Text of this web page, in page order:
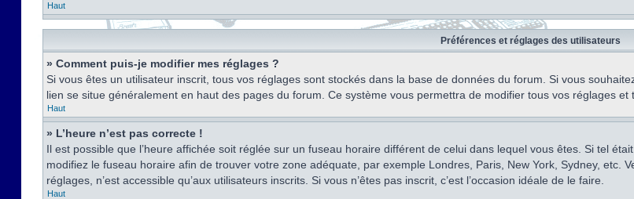
Haut
Préférences et réglages des utilisateurs
» Comment puis-je modifier mes réglages ?
Si vous êtes un utilisateur inscrit, tous vos réglages sont stockés dans la base de données du forum. Si vous
lien se situe généralement en haut des pages du forum. Ce système vous permettra de modifier tous vos réglages et
Haut
» L’heure n’est pas correcte !
Il est possible que l’heure affichée soit réglée sur un fuseau horaire différent de celui dans lequel vous êtes. Si tel
modifiez le fuseau horaire afin de trouver votre zone adéquate, par exemple Londres, Paris, New York, Sydney, etc.
réglages, n’est accessible qu’aux utilisateurs inscrits. Si vous n’êtes pas inscrit, c’est l’occasion idéale de le faire.
Haut